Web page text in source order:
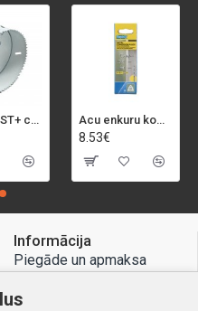
SPECIALIST+ caurumu zāģis BI-METAL, 98 mm Acu enkuru komplekts, 3-13 mm, Rapid, 12 gab.
8.53€
Informācija
Piegāde un apmaksa
Atteikuma tiesības